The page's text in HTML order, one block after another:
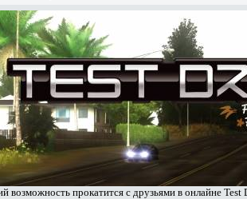
прокатится с друзьями в онлайне